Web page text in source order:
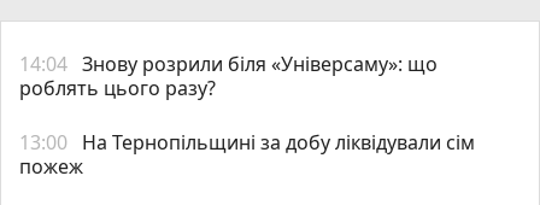
14:04 Знову розрили біля «Універсаму»: що
роблять цього разу?
13:00 На Тернопільщині за добу ліквідували сім
пожеж